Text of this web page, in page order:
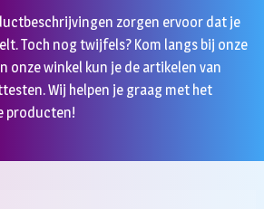
zorgen ervoor dat je
Toch nog twijfels? Kom langs bij onze
onze winkel kun je de artikelen van
Wij helpen je graag met het
producten!